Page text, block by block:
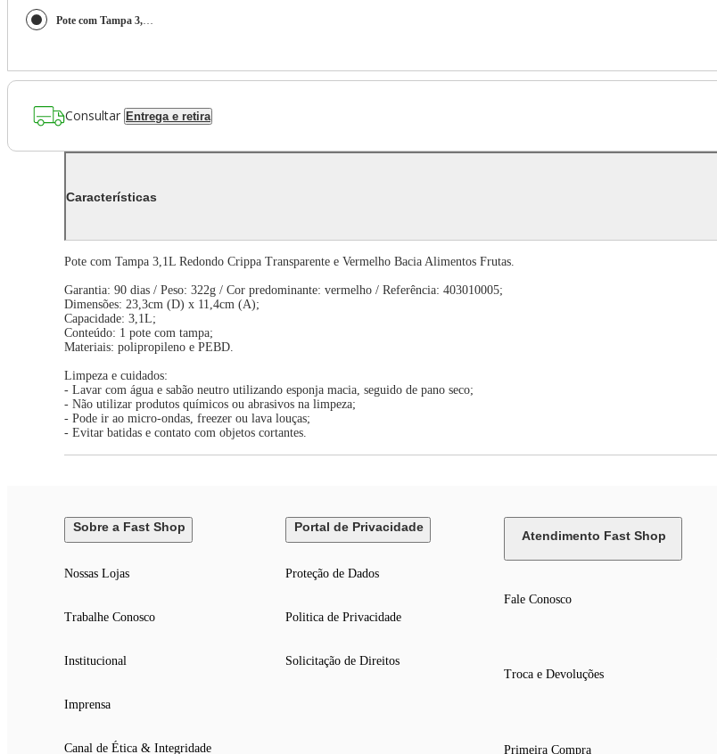
Pote com Tampa 3,1L Redondo Crippa Transparente e Vermelho Bacia Alimentos Frutas
Consultar Entrega e retira
Características
Pote com Tampa 3,1L Redondo Crippa Transparente e Vermelho Bacia Alimentos Frutas.
Garantia: 90 dias / Peso: 322g / Cor predominante: vermelho / Referência: 403010005;
Dimensões: 23,3cm (D) x 11,4cm (A);
Capacidade: 3,1L;
Conteúdo: 1 pote com tampa;
Materiais: polipropileno e PEBD.
Limpeza e cuidados:
- Lavar com água e sabão neutro utilizando esponja macia, seguido de pano seco;
- Não utilizar produtos químicos ou abrasivos na limpeza;
- Pode ir ao micro-ondas, freezer ou lava louças;
- Evitar batidas e contato com objetos cortantes.
Sobre a Fast Shop
Nossas Lojas
Trabalhe Conosco
Institucional
Imprensa
Canal de Ética & Integridade
Portal de Privacidade
Proteção de Dados
Politica de Privacidade
Solicitação de Direitos
Atendimento Fast Shop
Fale Conosco
Troca e Devoluções
Primeira Compra